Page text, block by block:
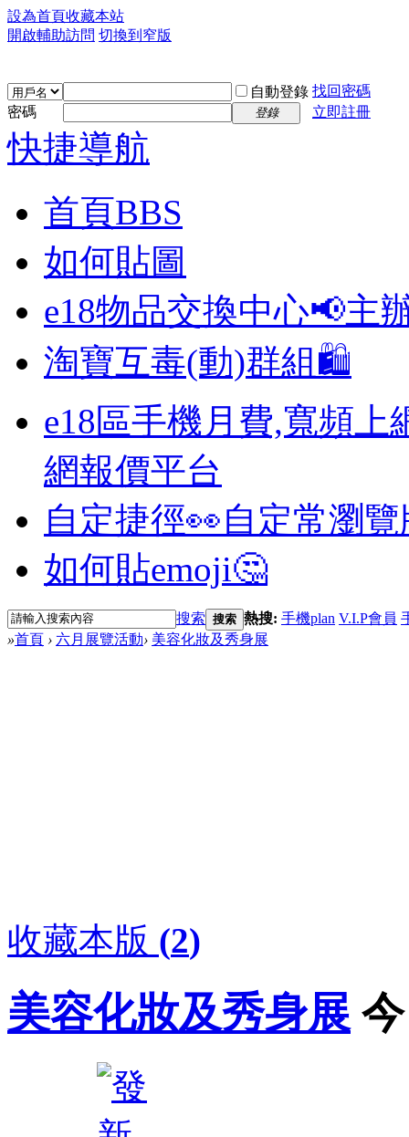
設為首頁收藏本站
開啟輔助訪問 切換到窄版
自動登錄 找回密碼
密碼
登錄 立即註冊
快捷導航
首頁BBS
如何貼圖
e18物品交換中心📢主
淘寶互毒(動)群組🛍️
e18區手機月費,寬頻上
網報價平台
自定捷徑👀自定常瀏
如何貼emoji🤔
搜索 搜索 熱搜: 手機plan V.I.P會員
»首頁 › 六月展覽活動› 美容化妝及秀身展
收藏本版 (2)
美容化妝及秀身展